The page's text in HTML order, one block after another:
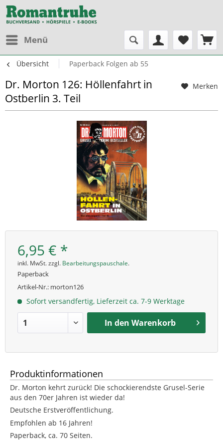
Menü
Übersicht Paperback Folgen ab 55
Merken
Dr. Morton 126: Höllenfahrt in
Ostberlin 3. Teil
6,95 € *
inkl. MwSt. zzgl. Bearbeitungspauschale.
Paperback
Artikel-Nr.: morton126
Sofort versandfertig, Lieferzeit ca. 7-9 Werktage
In den Warenkorb
Produktinformationen
Dr. Morton kehrt zurück! Die schockierendste Grusel-Serie
aus den 70er Jahren ist wieder da!
Deutsche Erstveröffentlichung.
Empfohlen ab 16 Jahren!
Paperback, ca. 70 Seiten.